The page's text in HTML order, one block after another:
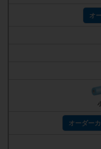
オ
オーダー